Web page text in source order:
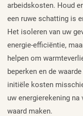
arbeidskosten. Houd
een ruwe schatting is
Het isoleren van uw
energie-efficiëntie,
helpen om
beperken en de
initiële kosten
uw energierekening
waard maken.